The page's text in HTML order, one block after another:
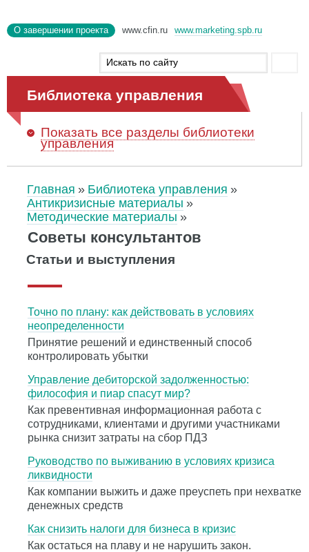
О завершении проекта www.cfin.ru www.marketing.spb.ru
Библиотека управления
Показать все разделы библиотеки
управления
Главная
Библиотека управления
Антикризисные материалы
Методические материалы
Советы консультантов
Статьи и выступления
Точно по плану: как действовать в условиях
неопределенности
Принятие решений и единственный способ
контролировать убытки
Управление дебиторской задолженностью:
философия и пиар спасут мир?
Как превентивная информационная работа с
сотрудниками, клиентами и другими участниками
рынка снизит затраты на сбор ПДЗ
Руководство по выживанию в условиях кризиса
ликвидности
Как компании выжить и даже преуспеть при нехватке
денежных средств
Как снизить налоги для бизнеса в кризис
Как остаться на плаву и не нарушить закон.